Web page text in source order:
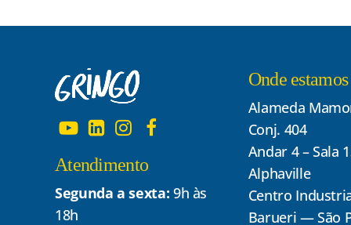
Atendimento
Segunda a sexta: 9h às
18h
Onde estamos
Alameda
Conj. 404
Andar 4 – Sala
Alphaville
Centro
Barueri — São